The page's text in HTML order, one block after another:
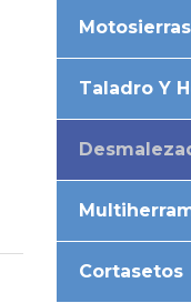
Motosierras
Taladro Y
Cortasetos